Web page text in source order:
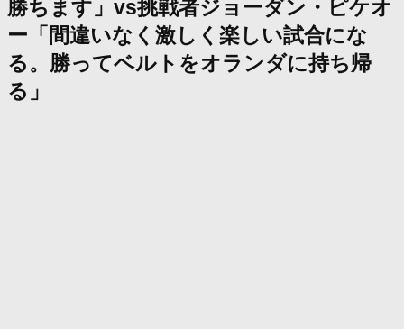
勝ちます」vs挑戦者ジョーダン・ピケオ
ー「間違いなく激しく楽しい試合にな
る。勝ってベルトをオランダに持ち帰
る」